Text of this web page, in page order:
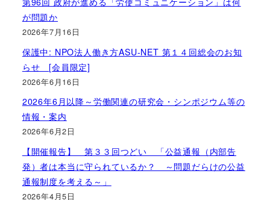
が問題か
2026年7月16日
保護中: NPO法人働き方ASU-NET 第１４回総会のお知
らせ [会員限定]
2026年6月16日
2026年6月以降～労働関連の研究会・シンポジウム等の
情報・案内
2026年6月2日
【開催報告】 第３３回つどい 「公益通報（内部告
発）者は本当に守られているか？ ～問題だらけの公益
通報制度を考える～」
2026年4月5日